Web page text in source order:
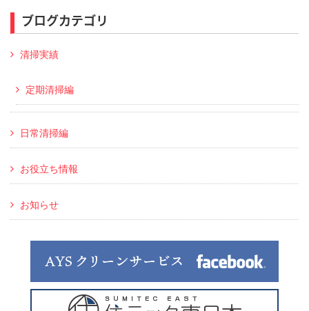
ブログカテゴリ
清掃実績
定期清掃編
日常清掃編
お役立ち情報
お知らせ